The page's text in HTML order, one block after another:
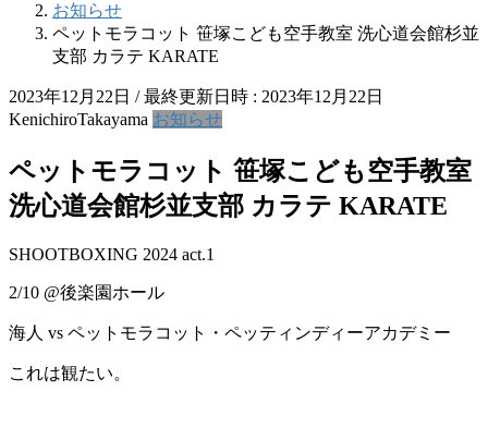
お知らせ
ペットモラコット 笹塚こども空手教室 洗心道会館杉並
支部 カラテ KARATE
2023年12月22日 / 最終更新日時 : 2023年12月22日
KenichiroTakayama お知らせ
ペットモラコット 笹塚こども空手教室
洗心道会館杉並支部 カラテ KARATE
SHOOTBOXING 2024 act.1
2/10 @後楽園ホール
海人 vs ペットモラコット・ペッティンディーアカデミー
これは観たい。